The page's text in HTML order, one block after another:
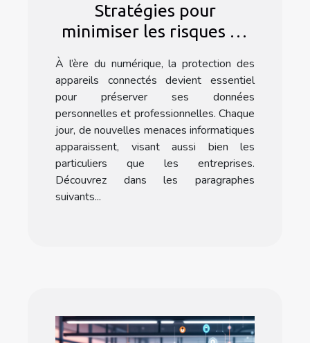
Stratégies pour
minimiser les risques de
appareils connectés
À l’ère du numérique, la protection des
appareils connectés devient essentiel
pour préserver ses données
personnelles et professionnelles. Chaque
jour, de nouvelles menaces informatiques
apparaissent, visant aussi bien les
particuliers que les entreprises.
Découvrez dans les paragraphes
suivants...